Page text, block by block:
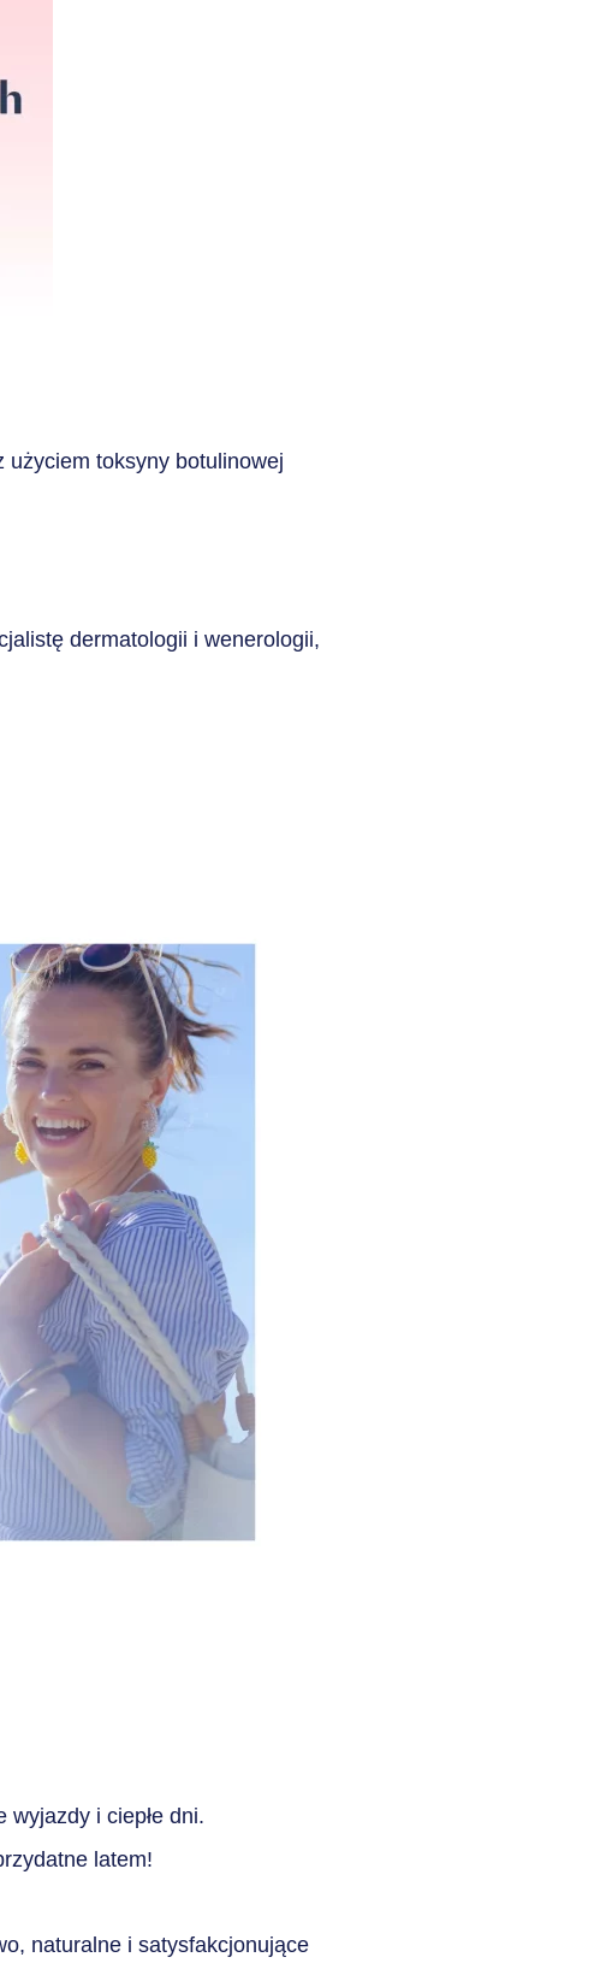
toksyny botulinowej
dermatologii i wenerologii,
i ciepłe dni.
latem!
naturalne i satysfakcjonujące